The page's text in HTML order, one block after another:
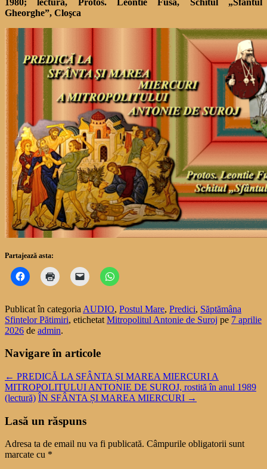
Gheorghe”, Cloşca
Partajează asta:
Publicat în categoria AUDIO, Postul Mare, Predici, Săptămâna
Sfintelor Pătimiri, etichetat Mitropolitul Antonie de Suroj pe 7 aprilie
2026 de admin.
Navigare în articole
← PREDICĂ LA SFÂNTA ŞI MAREA MIERCURI A
MITROPOLITULUI ANTONIE DE SUROJ, rostită în anul 1989
(lectură) ÎN SFÂNTA ȘI MAREA MIERCURI →
Lasă un răspuns
Adresa ta de email nu va fi publicată. Câmpurile obligatorii sunt
marcate cu *